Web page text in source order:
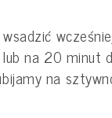
na 20 minut
na